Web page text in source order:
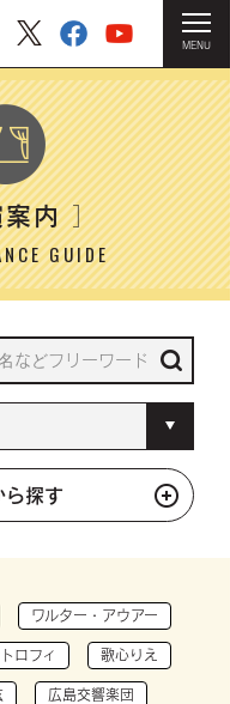
MENU
内］
GUIDE
ら探す
ワルター・アウアー
ロフィ 歌心りえ
広島交響楽団